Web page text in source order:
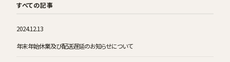
すべての記事
2024.12.13
年末年始休業及び配送遅延のお知らせについて